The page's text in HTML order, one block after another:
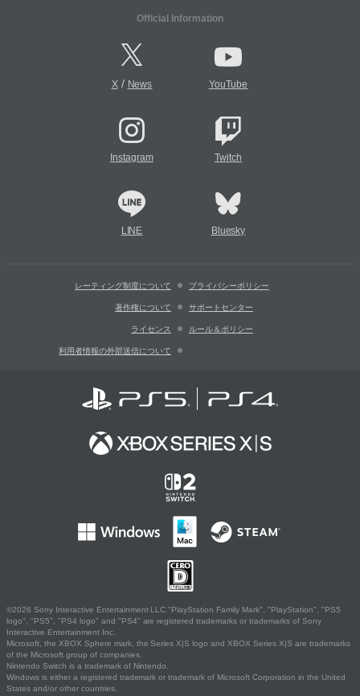
Official Information
X/ News YouTube
Instagram Twitch
LINE Bluesky
レーティング制度について プライバシーポリシー
著作権について サポートセンター
ライセンス ルール＆ポリシー
利用者情報の外部送信について
©2026 Sony Interactive Entertainment LLC."PlayStation Family Mark", "PlayStation", "PS5
logo", "PS5", "PS4 logo" and "PS4" are registered trademarks or trademarks of Sony
Interactive Entertainment Inc.
Microsoft, the XBOX Sphere mark, the Series X|S logo and XBOX Series X|S are trademarks
of the Microsoft group of companies.
Nintendo Switch is a trademark of Nintendo.
Windows is either a registered trademark or trademark of Microsoft Corporation in the United
States and/or other countries.